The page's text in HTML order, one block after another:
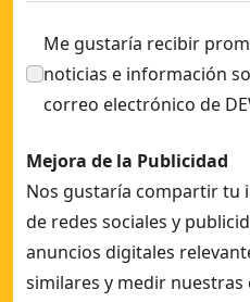
Me gustaría recibir
noticias e información
correo electrónico de
Mejora de la Publicidad
Nos gustaría compartir tu
de redes sociales y
anuncios digitales
similares y medir